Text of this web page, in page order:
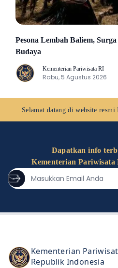
Pesona Lembah Baliem,
Budaya
K
Kementerian Pariwisata RI
Rabu, 5 Agustus 2026
Selamat datang di website resmi
Dapatkan info
Kementerian
Kementerian
Republik Indonesia